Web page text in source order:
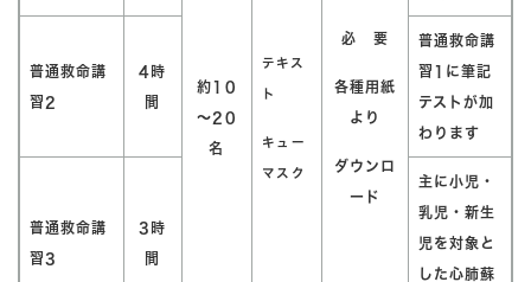
約10
～20
名
テキス
ト
キュー
マスク
必 要
各種用紙
より
ダウンロ
ード
普通救命講
習2
4時
間
普通救命講
習1に筆記
テストが加
わります
普通救命講
習3
3時
間
主に小児・
乳児・新生
児を対象と
した心肺蘇